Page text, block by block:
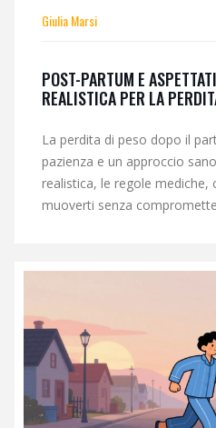
Giulia Marsi
POST-PARTUM E
REALISTICA PER LA
La perdita di peso dopo il
pazienza e un approccio
realistica, le regole mediche,
muoverti senza